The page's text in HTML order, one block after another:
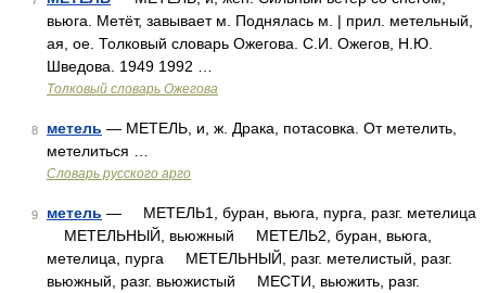
вьюга. Метёт, завывает м. Поднялась м. | прил. метельный,
ая, ое. Толковый словарь Ожегова. С.И. Ожегов, Н.Ю.
Шведова. 1949 1992 …
Толковый словарь Ожегова
8 метель — МЕТЕЛЬ, и, ж. Драка, потасовка. От метелить,
метелиться …
Словарь русского арго
9 метель — МЕТЕЛЬ1, буран, вьюга, пурга, разг. метелица
МЕТЕЛЬНЫЙ, вьюжный МЕТЕЛЬ2, буран, вьюга,
метелица, пурга МЕТЕЛЬНЫЙ, разг. метелистый, разг.
вьюжный, разг. вьюжистый МЕСТИ, вьюжить, разг.